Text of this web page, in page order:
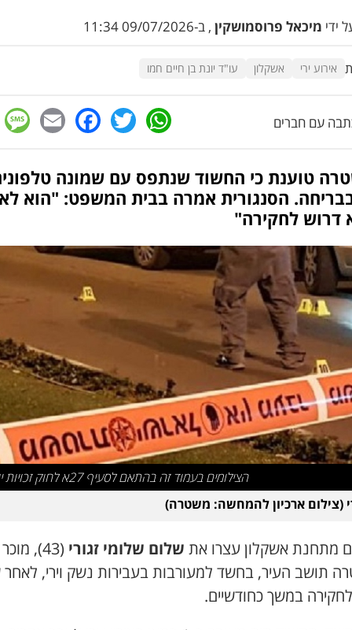
ידי מיכאל פרוסמושקין , ב-09/07/2026 11:34
אירוע ירי אשקלון עו"ד יונת בן חיים חמו
עם חברים WhatsApp
Twitter
טוענת כי החשוד שנתפס עם שמונה
הסנגורית אמרה בבית המשפט: "הוא
דרוש לחקירה"
הצילומים בעמוד זה בהתאם לסעיף 27א לחוק זכויות יוצרים
(צילום ארכיון להמחשה: משטרה)
מתחנת אשקלון עצרו את שלום שלומי זגורי
(43), מוכר
תושב העיר, בחשד למעורבות בעבירות נשק וירי,
במשך כחודשיים.